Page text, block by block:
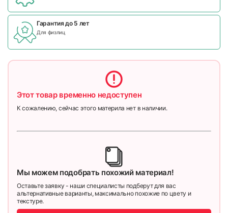
Гарантия до 5 лет
Для физлиц
Этот товар временно недоступен
К сожалению, сейчас этого материла нет в наличии.
Мы можем подобрать похожий материал!
Оставьте заявку - наши специалисты подберут для вас
альтернативные варианты, максимально похожие по цвету и
текстуре.